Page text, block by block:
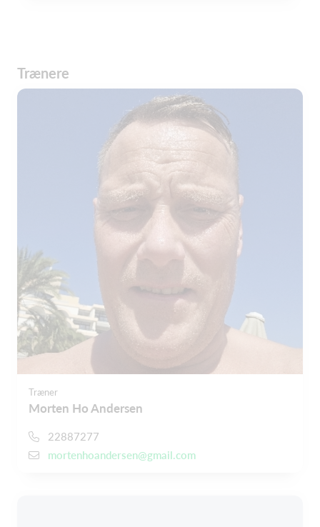
Trænere
Træner
Morten Ho Andersen
22887277
mortenhoandersen@gmail.com